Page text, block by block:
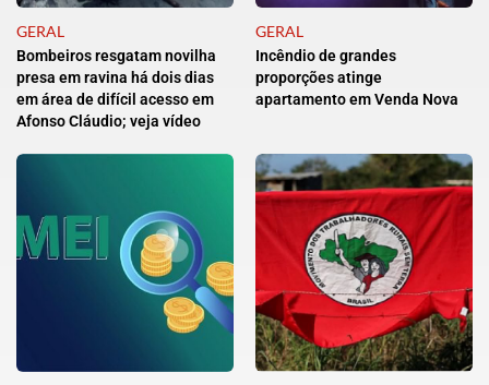
GERAL
Bombeiros resgatam novilha
presa em ravina há dois dias
em área de difícil acesso em
Afonso Cláudio; veja vídeo
GERAL
Incêndio de grandes
proporções atinge
apartamento em Venda Nova